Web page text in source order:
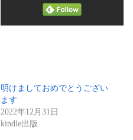
明けましておめでとうござい
ます
2022年12月31日
kindle出版